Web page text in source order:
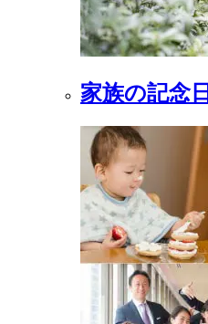
家族の記念日